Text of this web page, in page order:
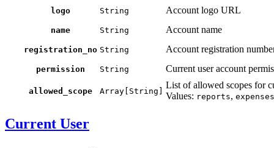
logo
String Account logo URL
name String Account name
registration_no String Account registration
permission String Current user account
allowed_scope Array[String]
List of allowed scopes for
Values: reports, expenses
Current User